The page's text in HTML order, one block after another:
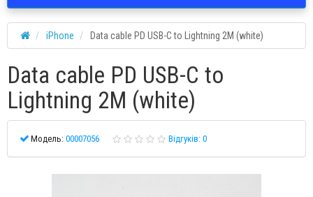
iPhone Data cable PD USB-C to Lightning 2M (white)
Data cable PD USB-C to
Lightning 2M (white)
Модель: 00007056 Відгуків: 0